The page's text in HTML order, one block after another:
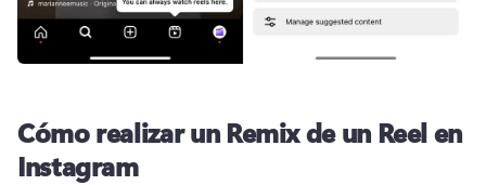
Cómo realizar un Remix de un Reel en
Instagram